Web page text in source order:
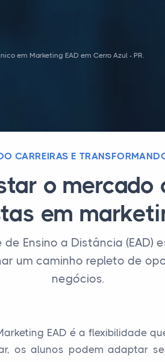
em Marketing EAD em Cerro Azul - PR.
CARREIRAS E
o
em
Ensino a Distância
um caminho repleto de
negócios.
EAD é a flexibilidade
os alunos podem adaptar